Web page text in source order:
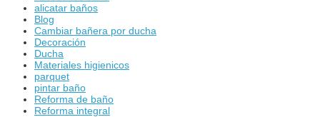
alicatar baños
Blog
Cambiar bañera por ducha
Decoración
Ducha
Materiales higienicos
parquet
pintar baño
Reforma de baño
Reforma integral